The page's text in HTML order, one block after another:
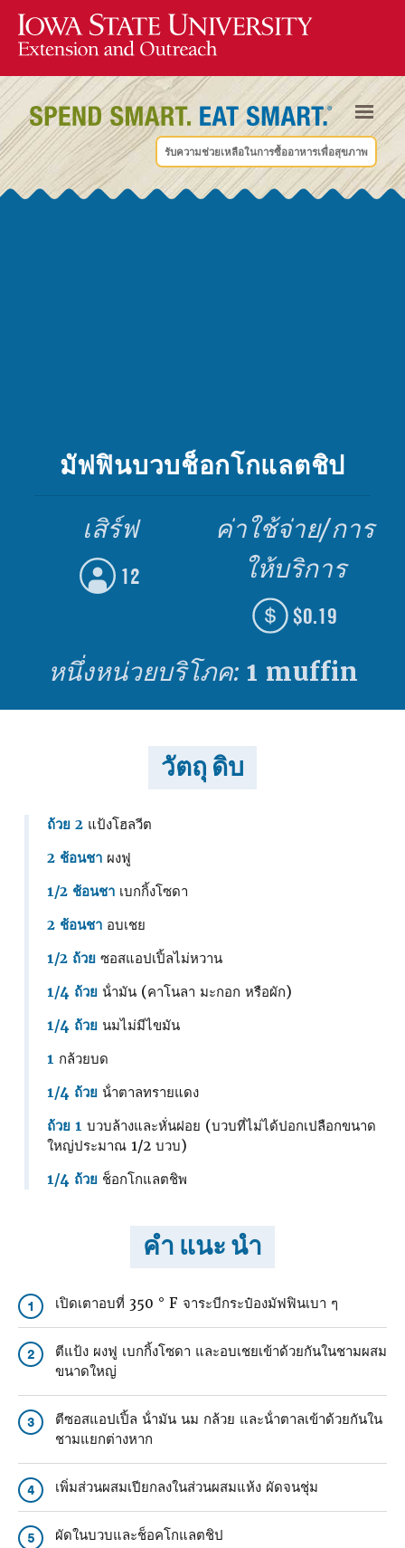
รับความช่วยเหลือในการซื้ออาหารเพื่อสุขภาพ
มัฟฟินบวบช็อกโกแลตชิป
เสิร์ฟ
12
ค่าใช้จ่าย/การ
ให้บริการ
$0.19
หนึ่งหน่วยบริโภค: 1 muffin
วัตถุ ดิบ
ถ้วย 2 แป้งโฮลวีต
2 ช้อนชา ผงฟู
1/2 ช้อนชา เบกกิ้งโซดา
2 ช้อนชา อบเชย
1/2 ถ้วย ซอสแอปเปิ้ลไม่หวาน
1/4 ถ้วย น้ํามัน (คาโนลา มะกอก หรือผัก)
1/4 ถ้วย นมไม่มีไขมัน
1 กล้วยบด
1/4 ถ้วย น้ําตาลทรายแดง
ถ้วย 1 บวบล้างและหั่นฝอย (บวบที่ไม่ได้ปอกเปลือกขนาด
ใหญ่ประมาณ 1/2 บวบ)
1/4 ถ้วย ช็อกโกแลตชิพ
คำ แนะ นำ
1 เปิดเตาอบที่ 350 ° F จาระบีกระป๋องมัฟฟินเบา ๆ
2
ตีแป้ง ผงฟู เบกกิ้งโซดา และอบเชยเข้าด้วยกันในชามผสม
ขนาดใหญ่
3
ตีซอสแอปเปิ้ล น้ํามัน นม กล้วย และน้ําตาลเข้าด้วยกันใน
ชามแยกต่างหาก
4 เพิ่มส่วนผสมเปียกลงในส่วนผสมแห้ง ผัดจนชุ่ม
5 ผัดในบวบและช็อคโกแลตชิป